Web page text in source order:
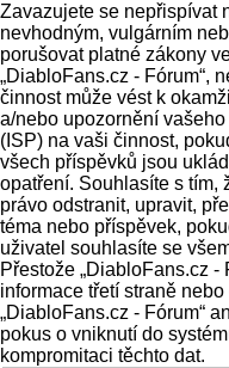
Zavazujete se nepřispívat
nevhodným, vulgárním
porušovat platné zákony
„DiabloFans.cz - Fórum“,
činnost může vést k
a/nebo upozornění
(ISP) na vaši činnost,
všech příspěvků jsou
opatření. Souhlasíte s tím,
právo odstranit, upravit,
téma nebo příspěvek,
uživatel souhlasíte se
Přestože „DiabloFans.cz -
informace třetí straně
„DiabloFans.cz - Fórum“
pokus o vniknutí do
kompromitaci těchto dat.